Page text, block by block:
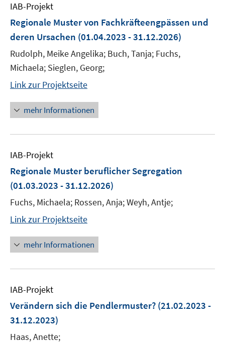
IAB-Projekt
Regionale Muster von Fachkräfteengpässen und
deren Ursachen (01.04.2023 - 31.12.2026)
Rudolph, Meike Angelika; Buch, Tanja; Fuchs,
Michaela; Sieglen, Georg;
Link zur Projektseite
mehr Informationen
IAB-Projekt
Regionale Muster beruflicher Segregation
(01.03.2023 - 31.12.2026)
Fuchs, Michaela; Rossen, Anja; Weyh, Antje;
Link zur Projektseite
mehr Informationen
IAB-Projekt
Verändern sich die Pendlermuster? (21.02.2023 -
31.12.2023)
Haas, Anette;